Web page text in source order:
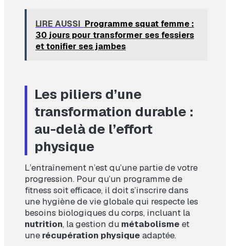
LIRE AUSSI Programme squat femme :
30 jours pour transformer ses fessiers
et tonifier ses jambes
Les piliers d’une
transformation durable :
au-delà de l’effort
physique
L’entraînement n’est qu’une partie de votre
progression. Pour qu’un programme de
fitness soit efficace, il doit s’inscrire dans
une hygiène de vie globale qui respecte les
besoins biologiques du corps, incluant la
nutrition, la gestion du métabolisme et
une récupération physique adaptée.